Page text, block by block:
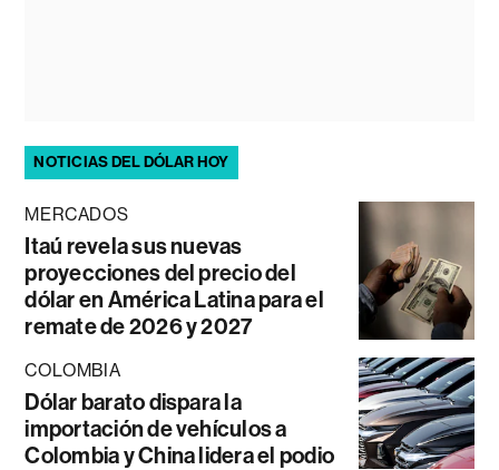
NOTICIAS DEL DÓLAR HOY
MERCADOS
Itaú revela sus nuevas
proyecciones del precio del
dólar en América Latina para el
remate de 2026 y 2027
COLOMBIA
Dólar barato dispara la
importación de vehículos a
Colombia y China lidera el podio